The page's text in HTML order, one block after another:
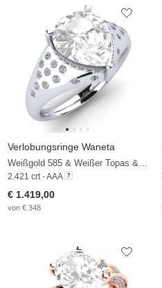
Verlobungsringe Waneta
2.421 crt - AAA
€ 1.419,00
von € 348